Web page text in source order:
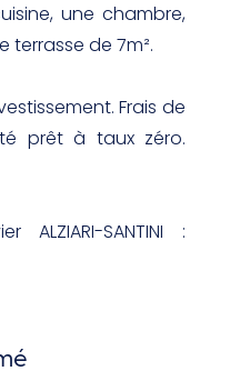
une chambre,
terrasse de 7m².
Frais de
prêt à taux zéro.
SANTINI :